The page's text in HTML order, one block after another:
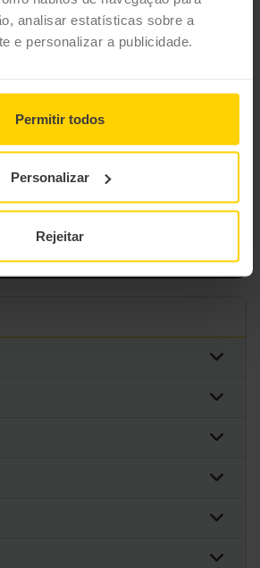
analisar estatísticas sobre a
e personalizar a publicidade.
Permitir todos
Personalizar
Rejeitar
CROSSCONTACT H/T
PNEU
medida